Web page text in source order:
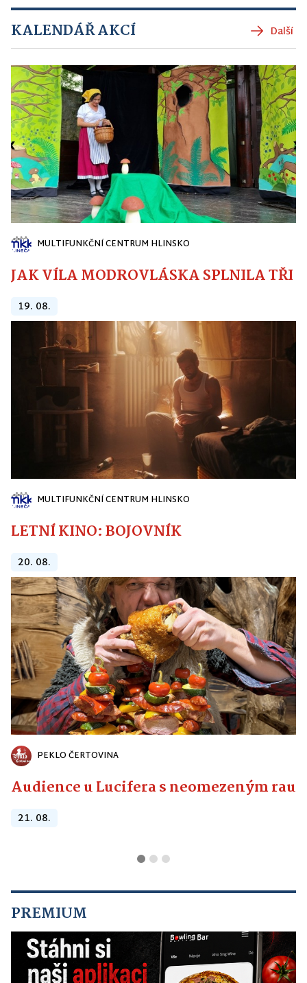
KALENDÁŘ AKCÍ Další
MULTIFUNKČNÍ CENTRUM HLINSKO
JAK VÍLA MODROVLÁSKA SPLNILA
19. 08.
MULTIFUNKČNÍ CENTRUM HLINSKO
LETNÍ KINO: BOJOVNÍK
20. 08.
PEKLO ČERTOVINA
Audience u Lucifera s neomezeným
21. 08.
PREMIUM